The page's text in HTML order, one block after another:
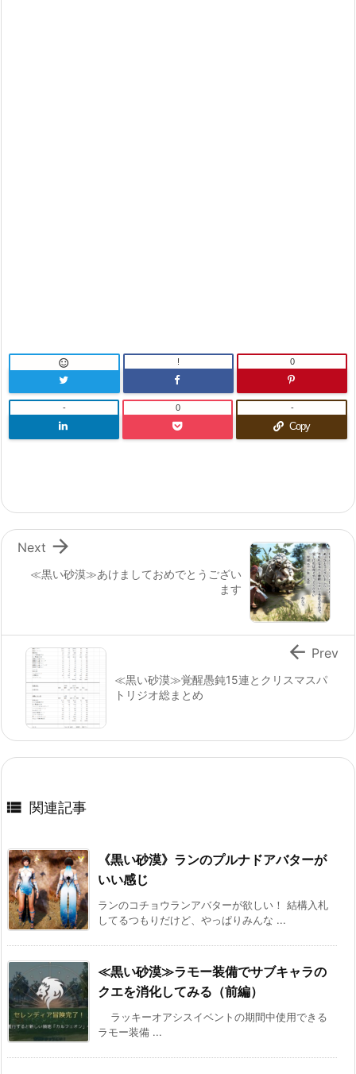
 ! 0
- 0
Copy
-
≪黒い砂漠≫あけましておめでとうござい
ます

Next
≪黒い砂漠≫覚醒愚鈍15連とクリスマスパ
トリジオ総まとめ
 Prev
 関連記事
《黒い砂漠》ランのプルナドアバターが
いい感じ
ランのコチョウランアバターが欲しい！ 結構入札
してるつもりだけど、やっぱりみんな ...
≪黒い砂漠≫ラモー装備でサブキャラの
クエを消化してみる（前編）
ラッキーオアシスイベントの期間中使用できる
ラモー装備 ...